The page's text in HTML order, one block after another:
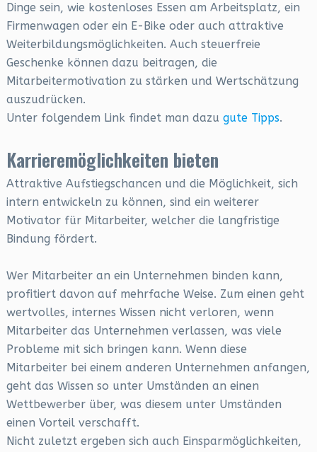
Dinge sein, wie kostenloses Essen am Arbeitsplatz, ein
Firmenwagen oder ein E-Bike oder auch attraktive
Weiterbildungsmöglichkeiten. Auch steuerfreie
Geschenke können dazu beitragen, die
Mitarbeitermotivation zu stärken und Wertschätzung
auszudrücken.
Unter folgendem Link findet man dazu gute Tipps.
Karrieremöglichkeiten bieten
Attraktive Aufstiegschancen und die Möglichkeit, sich
intern entwickeln zu können, sind ein weiterer
Motivator für Mitarbeiter, welcher die langfristige
Bindung fördert.
Wer Mitarbeiter an ein Unternehmen binden kann,
profitiert davon auf mehrfache Weise. Zum einen geht
wertvolles, internes Wissen nicht verloren, wenn
Mitarbeiter das Unternehmen verlassen, was viele
Probleme mit sich bringen kann. Wenn diese
Mitarbeiter bei einem anderen Unternehmen anfangen,
geht das Wissen so unter Umständen an einen
Wettbewerber über, was diesem unter Umständen
einen Vorteil verschafft.
Nicht zuletzt ergeben sich auch Einsparmöglichkeiten,